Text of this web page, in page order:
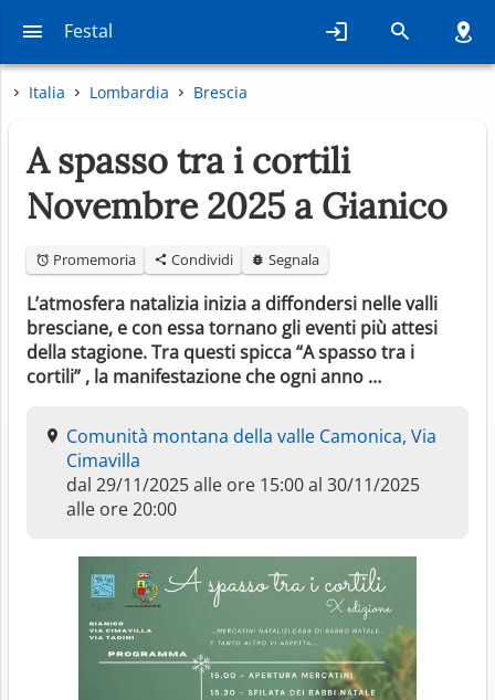
Festal
Italia Lombardia Brescia
A spasso tra i cortili
Novembre 2025 a Gianico
Promemoria Condividi Segnala
L’atmosfera natalizia inizia a diffondersi nelle valli
bresciane, e con essa tornano gli eventi più attesi
della stagione. Tra questi spicca “A spasso tra i
cortili” , la manifestazione che ogni anno …
Comunità montana della valle Camonica, Via
Cimavilla
dal 29/11/2025 alle ore 15:00 al 30/11/2025
alle ore 20:00